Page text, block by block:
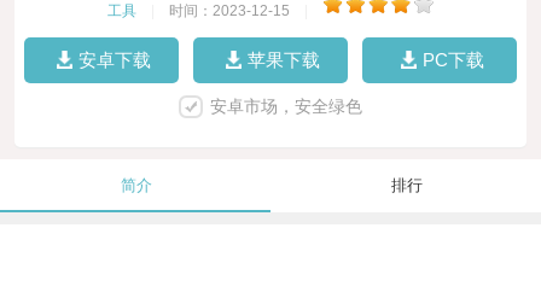
工具 时间：2023-12-15
安卓下载 苹果下载 PC下载
安卓市场，安全绿色
简介 排行